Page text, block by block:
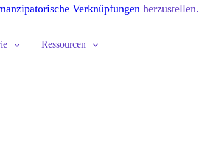
Verknüpfungenherzustellen.
Ressourcen